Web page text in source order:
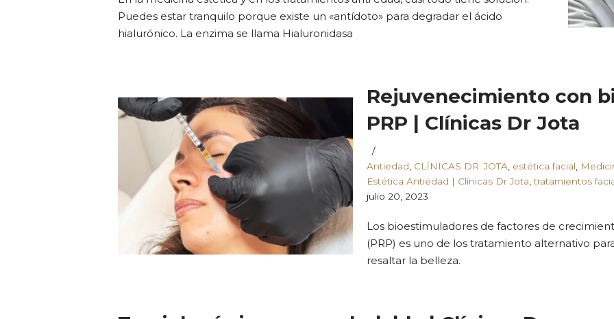
Puedes estar tranquilo porque existe un «antídoto» para degradar el ácido
hialurónico. La enzima se llama Hialuronidasa
Rejuvenecimiento con
PRP | Clínicas Dr Jota
Antiedad CLÍNICAS DR. JOTA estética facial
Estética Antiedad | Clínicas Dr Jota ,tratamientos
julio 20, 2023
Los bioestimuladores de factores de
(PRP) es uno de los tratamiento alternativo
resaltar la belleza.